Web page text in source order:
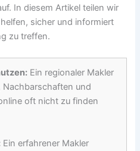
In diesem Artikel teilen wir
sicher und informiert
zu treffen.
Ein regionaler Makler
und
oft nicht zu finden
Ein erfahrener Makler